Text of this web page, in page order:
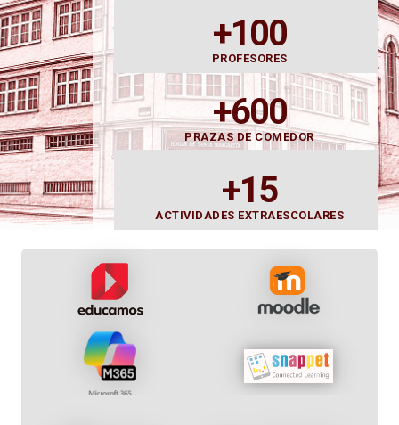
+100
PROFESORES
+600
PRAZAS DE COMEDOR
+15
ACTIVIDADES EXTRAESCOLARES